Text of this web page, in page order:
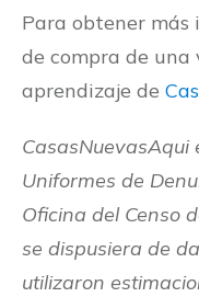
Para obtener más
de compra de una
aprendizaje de
CasasNuevasAqui
Uniformes de
Oficina del Censo
se dispusiera de
utilizaron